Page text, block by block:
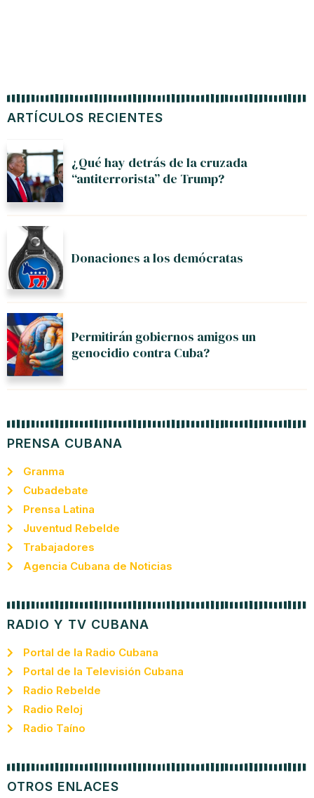
ARTÍCULOS RECIENTES
¿Qué hay detrás de la cruzada
“antiterrorista” de Trump?
Donaciones a los demócratas
Permitirán gobiernos amigos un
genocidio contra Cuba?
PRENSA CUBANA
Granma
Cubadebate
Prensa Latina
Juventud Rebelde
Trabajadores
Agencia Cubana de Noticias
RADIO Y TV CUBANA
Portal de la Radio Cubana
Portal de la Televisión Cubana
Radio Rebelde
Radio Reloj
Radio Taíno
OTROS ENLACES